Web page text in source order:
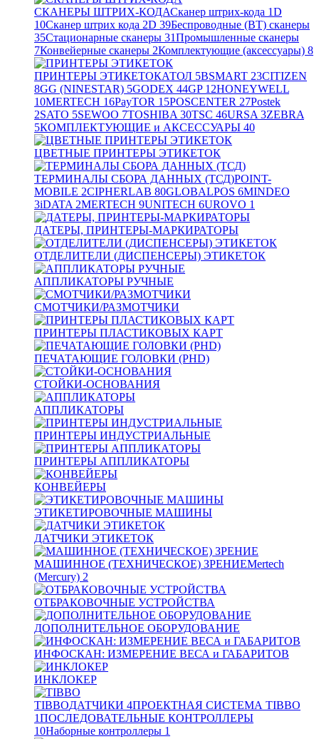
СКАНЕРЫ ШТРИХ-КОДАСканер штрих-кода 1D
10Сканер штрих кода 2D 39Беспроводные (BT) сканеры
35Стационарные сканеры 31Промышленные сканеры
7Конвейерные сканеры 2Комплектующие (аксессуары) 8
ПРИНТЕРЫ ЭТИКЕТОКАТОЛ 5BSMART 23CITIZEN
8GG (NINESTAR) 5GODEX 44GP12HONEYWELL
10MERTECH 16PayTOR 15POSCENTER 27Postek
2SATO 5SEWOO 7TOSHIBA 30TSC 46URSA 3ZEBRA
5КОМПЛЕКТУЮЩИЕ и АКСЕССУАРЫ 40
ЦВЕТНЫЕ ПРИНТЕРЫ ЭТИКЕТОК
ТЕРМИНАЛЫ СБОРА ДАННЫХ (ТСД)POINT-
MOBILE 2CIPHERLAB 80GLOBALPOS 6MINDEO
3iDATA 2MERTECH 9UNITECH 6UROVO 1
ДАТЕРЫ, ПРИНТЕРЫ-МАРКИРАТОРЫ
ОТДЕЛИТЕЛИ (ДИСПЕНСЕРЫ) ЭТИКЕТОК
АППЛИКАТОРЫ РУЧНЫЕ
СМОТЧИКИ/РАЗМОТЧИКИ
ПРИНТЕРЫ ПЛАСТИКОВЫХ КАРТ
ПЕЧАТАЮЩИЕ ГОЛОВКИ (PHD)
СТОЙКИ-ОСНОВАНИЯ
АППЛИКАТОРЫ
ПРИНТЕРЫ ИНДУСТРИАЛЬНЫЕ
ПРИНТЕРЫ АППЛИКАТОРЫ
КОНВЕЙЕРЫ
ЭТИКЕТИРОВОЧНЫЕ МАШИНЫ
ДАТЧИКИ ЭТИКЕТОК
МАШИННОЕ (ТЕХНИЧЕСКОЕ) ЗРЕНИЕMertech
(Mercury) 2
ОТБРАКОВОЧНЫЕ УСТРОЙСТВА
ДОПОЛНИТЕЛЬНОЕ ОБОРУДОВАНИЕ
ИНФОСКАН: ИЗМЕРЕНИЕ ВЕСА и ГАБАРИТОВ
ИНКЛОКЕР
TIBBOДАТЧИКИ 4ПРОЕКТНАЯ СИСТЕМА TIBBO
1ПОСЛЕДОВАТЕЛЬНЫЕ КОНТРОЛЛЕРЫ
10Наборные контроллеры 1